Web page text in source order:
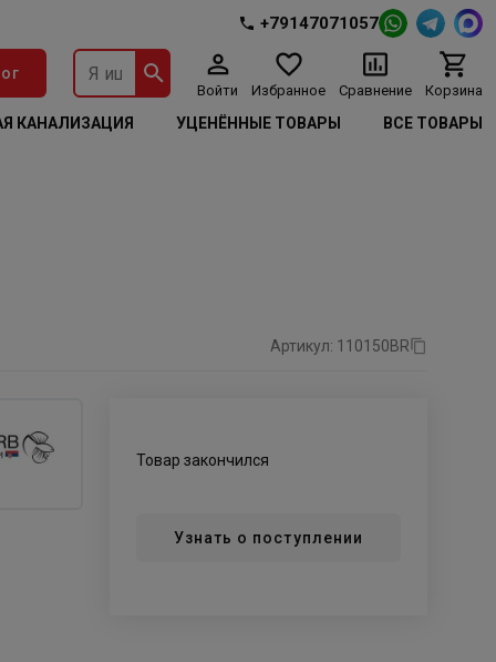
+79147071057
Войти Избранное Сравнение Корзина
КАНАЛИЗАЦИЯ УЦЕНЁННЫЕ ТОВАРЫ ВСЕ ТОВАРЫ
Артикул: 110150BR
Товар закончился
Узнать о поступлении